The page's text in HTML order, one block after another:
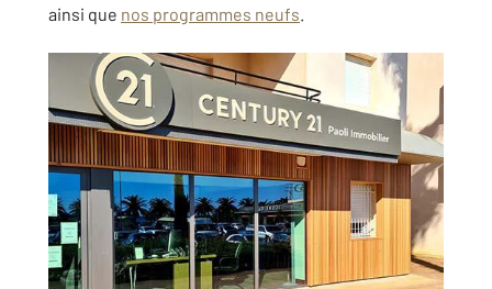
ainsi que nos programmes neufs.